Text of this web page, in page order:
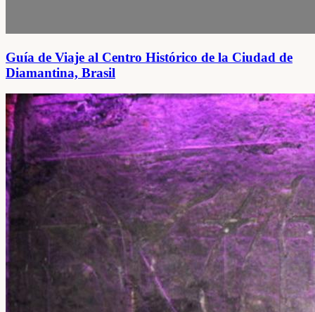
Guía de Viaje al Centro Histórico de la Ciudad de
Diamantina, Brasil